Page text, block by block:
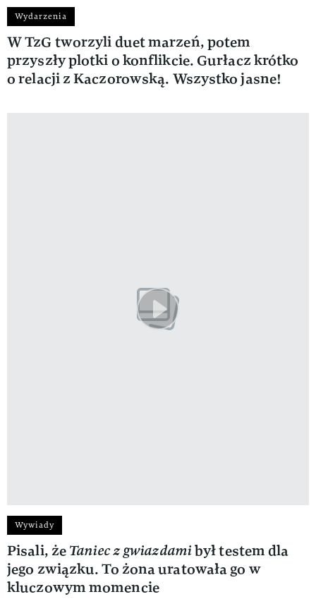
Wydarzenia
W TzG tworzyli duet marzeń, potem
przyszły plotki o konflikcie. Gurłacz krótko
o relacji z Kaczorowską. Wszystko jasne!
Wywiady
Pisali, żeTaniec z gwiazdamibył testem dla
jego związku. To żona uratowała go w
kluczowym momencie